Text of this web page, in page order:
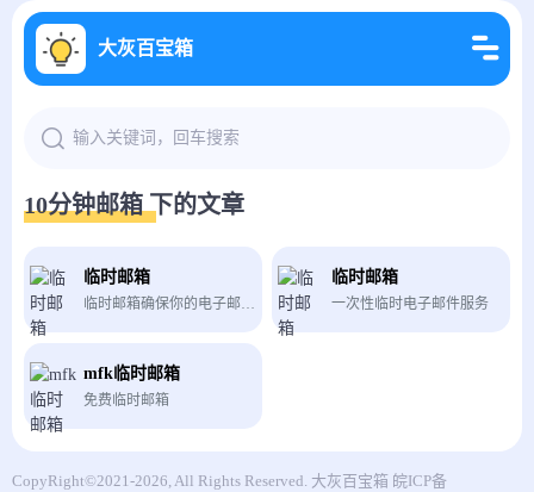
大灰百宝箱
10分钟邮箱 下的文章
临时邮箱
临时邮箱确保你的电子邮件中不再出现垃圾邮件，也称为10分钟邮箱、tempmail，保护您的个人电子邮箱免受垃圾邮件的侵害，机器人程序和钓鱼网站的攻击。
临时邮箱
一次性临时电子邮件服务
mfk临时邮箱
免费临时邮箱
CopyRight©2021-2026, All Rights Reserved. 大灰百宝箱 皖ICP备